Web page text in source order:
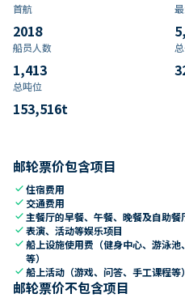
首航
2018
船员人数
1,413
总吨位
153,516t
邮轮票价包含项目
check住宿费用
check 交通费用
check 主餐厅的早餐、午餐、晚餐及自助餐
check表演、活动等娱乐项目
check船上设施使用费（健身中心、游泳
等）
check船上活动（游戏、问答、手工课程等）
邮轮票价不包含项目